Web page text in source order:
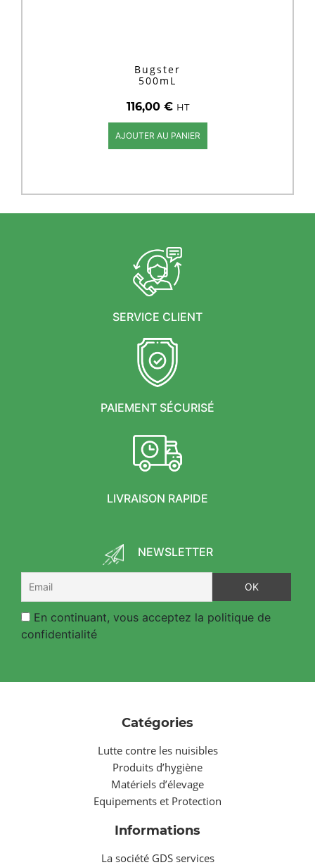
Bugster
500mL
116,00 € HT
AJOUTER AU PANIER
SERVICE CLIENT
PAIEMENT SÉCURISÉ
LIVRAISON RAPIDE
NEWSLETTER
En continuant, vous acceptez la politique de
confidentialité
Catégories
Lutte contre les nuisibles
Produits d’hygiène
Matériels d’élevage
Equipements et Protection
Informations
La société GDS services